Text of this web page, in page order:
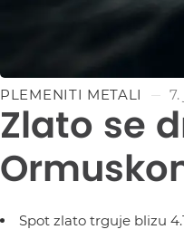
PLEMENITI METALI
Zlato se
Spot zlato trguje blizu